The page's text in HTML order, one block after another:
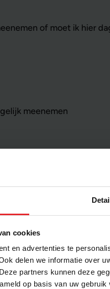
cookies
en advertenties te
delen we informatie over
partners kunnen deze
op basis van uw gebruik
of moet ik hier
meenemen
maken?